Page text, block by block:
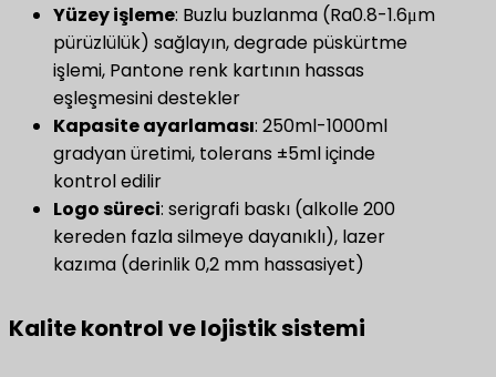
​Yüzey işleme​​: Buzlu buzlanma (Ra0.8-1.6μm
pürüzlülük) sağlayın, degrade püskürtme
işlemi, Pantone renk kartının hassas
eşleşmesini destekler
Kapasite ayarlaması​: 250ml-1000ml
gradyan üretimi, tolerans ±5ml içinde
kontrol edilir
​Logo süreci​: serigrafi baskı (alkolle 200
kereden fazla silmeye dayanıklı), lazer
kazıma (derinlik 0,2 mm hassasiyet)
Kalite kontrol ve lojistik sistemi